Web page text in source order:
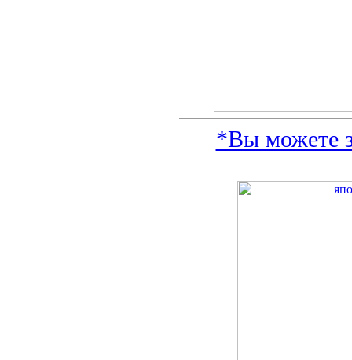
*Вы можете